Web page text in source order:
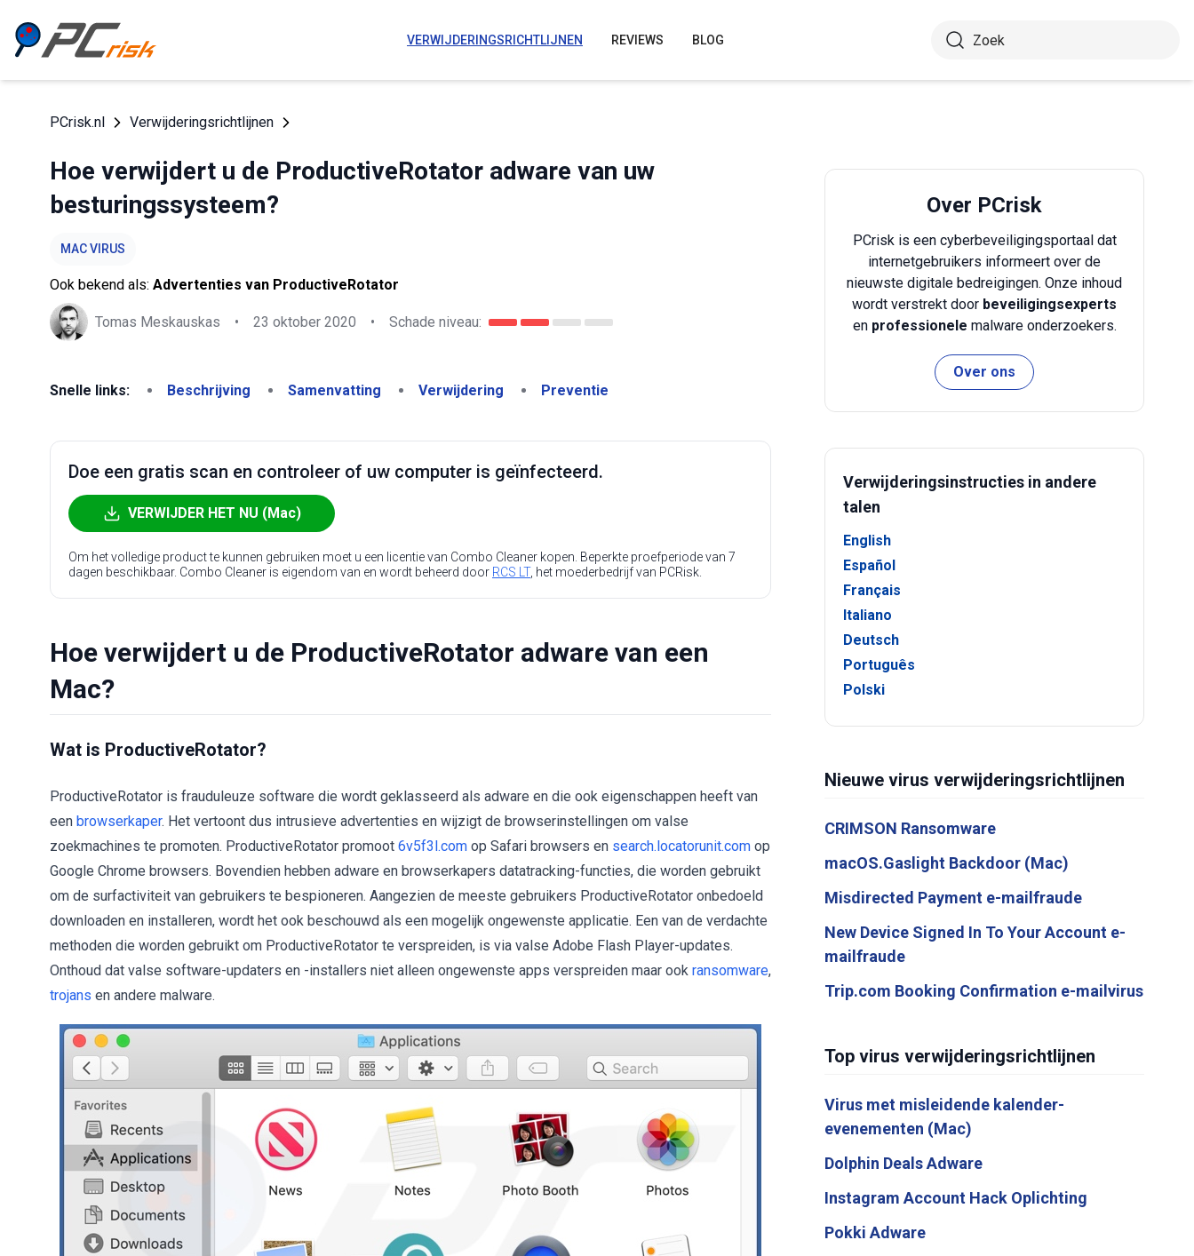
VERWIJDERINGSRICHTLIJNEN REVIEWS BLOG
PCrisk.nl Verwijderingsrichtlijnen
Hoe verwijdert u de ProductiveRotator adware van uw
besturingssysteem?
MAC VIRUS
Ook bekend als: Advertenties van ProductiveRotator
Tomas Meskauskas • 23 oktober 2020 • Schade niveau:
Snelle links: Beschrijving Samenvatting Verwijdering Preventie
Doe een gratis scan en controleer of uw computer is geïnfecteerd.
VERWIJDER HET NU (Mac)
Om het volledige product te kunnen gebruiken moet u een licentie van Combo Cleaner kopen. Beperkte proefperiode van 7
dagen beschikbaar. Combo Cleaner is eigendom van en wordt beheerd door RCS LT, het moederbedrijf van PCRisk.
Hoe verwijdert u de ProductiveRotator adware van een
Mac?
Wat is ProductiveRotator?
ProductiveRotator is frauduleuze software die wordt geklasseerd als adware en die ook eigenschappen heeft van
een browserkaper. Het vertoont dus intrusieve advertenties en wijzigt de browserinstellingen om valse
zoekmachines te promoten. ProductiveRotator promoot 6v5f3l.com op Safari browsers en search.locatorunit.com op
Google Chrome browsers. Bovendien hebben adware en browserkapers datatracking-functies, die worden gebruikt
om de surfactiviteit van gebruikers te bespioneren. Aangezien de meeste gebruikers ProductiveRotator onbedoeld
downloaden en installeren, wordt het ook beschouwd als een mogelijk ongewenste applicatie. Een van de verdachte
methoden die worden gebruikt om ProductiveRotator te verspreiden, is via valse Adobe Flash Player-updates.
Onthoud dat valse software-updaters en -installers niet alleen ongewenste apps verspreiden maar ook ransomware,
trojans en andere malware.
Over PCrisk
PCrisk is een cyberbeveiligingsportaal dat
internetgebruikers informeert over de
nieuwste digitale bedreigingen. Onze inhoud
wordt verstrekt door beveiligingsexperts
en professionele malware onderzoekers.
Over ons
Verwijderingsinstructies in andere
talen
English
Español
Français
Italiano
Deutsch
Português
Polski
Nieuwe virus verwijderingsrichtlijnen
CRIMSON Ransomware
macOS.Gaslight Backdoor (Mac)
Misdirected Payment e-mailfraude
New Device Signed In To Your Account e-
mailfraude
Trip.com Booking Confirmation e-mailvirus
Top virus verwijderingsrichtlijnen
Virus met misleidende kalender-
evenementen (Mac)
Dolphin Deals Adware
Instagram Account Hack Oplichting
Pokki Adware